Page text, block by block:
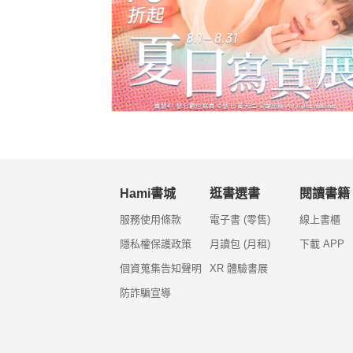
Hami書城
服務使用條款
隱私權保護政策
個資蒐集告知聲明
防詐騙宣導
逛書選書
電子書 (零售)
月讀包 (月租)
XR 體驗書展
閱讀書籍
線上書櫃
下載 APP